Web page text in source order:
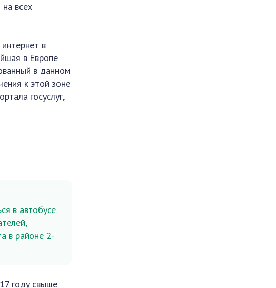
всех
в
в Европе
в данном
к этой зоне
госуслуг,
в автобусе
в районе 2-
году свыше